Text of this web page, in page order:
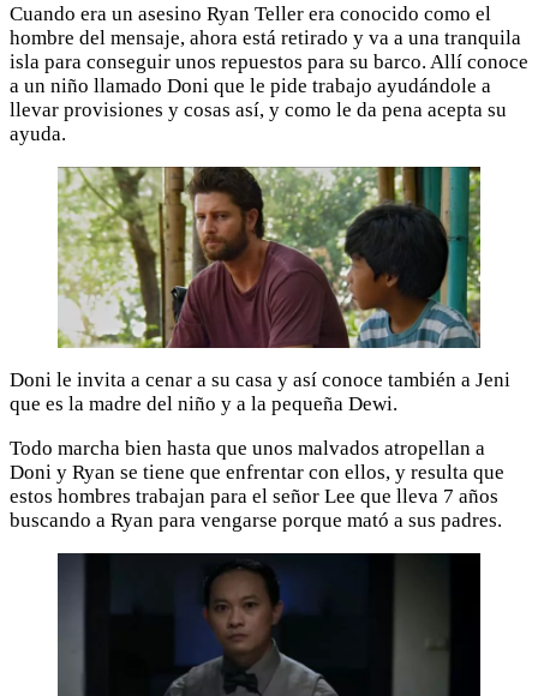
Cuando era un asesino Ryan Teller era conocido como el
hombre del mensaje, ahora está retirado y va a una tranquila
isla para conseguir unos repuestos para su barco. Allí conoce
a un niño llamado Doni que le pide trabajo ayudándole a
llevar provisiones y cosas así, y como le da pena acepta su
ayuda.
Doni le invita a cenar a su casa y así conoce también a Jeni
que es la madre del niño y a la pequeña Dewi.
Todo marcha bien hasta que unos malvados atropellan a
Doni y Ryan se tiene que enfrentar con ellos, y resulta que
estos hombres trabajan para el señor Lee que lleva 7 años
buscando a Ryan para vengarse porque mató a sus padres.